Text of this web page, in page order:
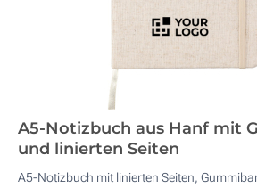
A5-Notizbuch aus Hanf mit
und linierten Seiten
A5-Notizbuch mit linierten Seiten,